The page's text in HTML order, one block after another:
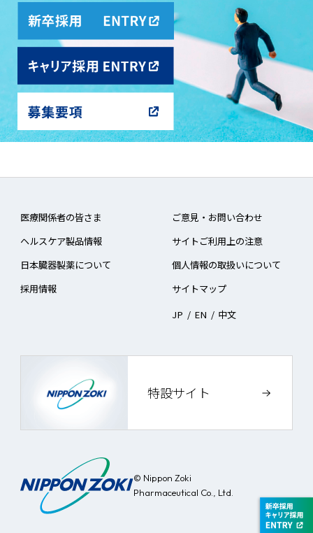
© Nippon Zoki
Pharmaceutical Co., Ltd.
医療関係者の皆さま
ヘルスケア製品情報
日本臓器製薬について
採用情報
ご意見・お問い合わせ
サイトご利用上の注意
個人情報の取扱いについて
サイトマップ
JP / EN / 中文
特設サイト